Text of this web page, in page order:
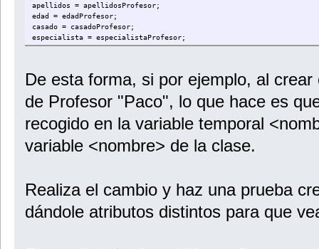
apellidos = apellidosProfesor;
edad = edadProfesor;
casado = casadoProfesor;
especialista = especialistaProfesor;
De esta forma, si por ejemplo, al
de Profesor "Paco", lo que hace es
recogido en la variable temporal
variable <nombre> de la clase.
Realiza el cambio y haz una prueba
dándole atributos distintos para que